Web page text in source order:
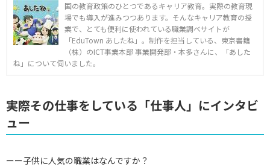
国の教育政策のひとつであるキャリア教育。実際の教育現
場でも導入が進みつつあります。そんなキャリア教育の授
業で、とても便利に使われている職業調べサイトが
「EduTown あしたね」。制作を担当している、東京書籍
（株）のICT事業本部 事業開発部・本多さんに、「あした
ね」について伺いました。
実際その仕事をしている「仕事人」にインタビ
ュー
ーー子供に人気の職業はなんですか？